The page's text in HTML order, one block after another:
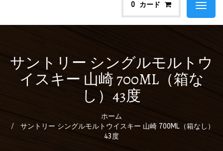
0 カード
Toggle
サントリー シングルモルトウ
イスキー 山崎 700ML（箱な
し）43度
ホーム
サントリー シングルモルトウイスキー 山崎 700ML（箱なし）
43度